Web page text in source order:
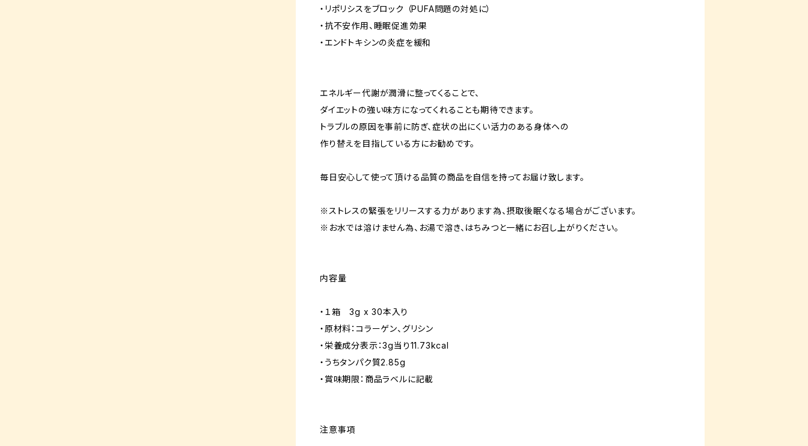
・リポリシスをブロック （PUFA問題の対処に）
・抗不安作用、睡眠促進効果
・エンドトキシンの炎症を緩和
エネルギー代謝が潤滑に整ってくることで、
ダイエットの強い味方になってくれることも期待できます。
トラブルの原因を事前に防ぎ、症状の出にくい活力のある身体ヘの
作り替えを目指している方にお勧めです。
毎日安心して使って頂ける品質の商品を自信を持ってお届け致します。
※ストレスの緊張をリリースする力があります為、摂取後眠くなる場合がございます。
※お水では溶けません為、お湯で溶き、はちみつと一緒にお召し上がりください。
内容量
・１箱 3g x 30本入り
・原材料：コラーゲン、グリシン
・栄養成分表示：3g当り11.73kcal
・うちタンパク質2.85g
・賞味期限：商品ラベルに記載
注意事項